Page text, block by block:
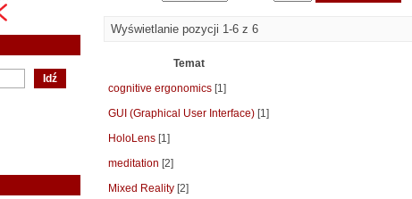
Wyświetlanie pozycji 1-6 z 6
Temat
cognitive ergonomics [1]
GUI (Graphical User Interface) [1]
HoloLens [1]
meditation [2]
Mixed Reality [2]